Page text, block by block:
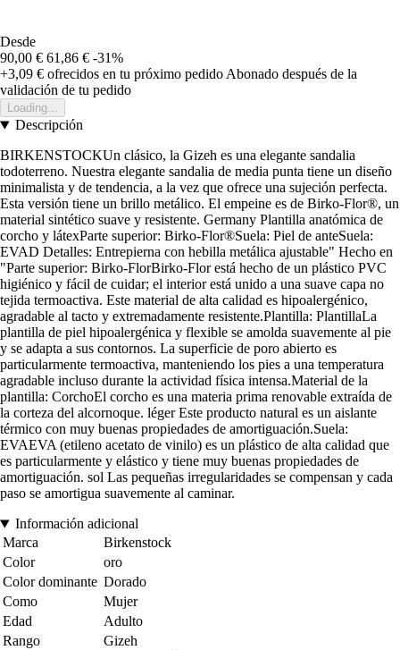
Desde
90,00 € 61,86 € -31%
+3,09 € ofrecidos en tu próximo pedido Abonado después de la
validación de tu pedido
Loading...
Descripción
BIRKENSTOCKUn clásico, la Gizeh es una elegante sandalia
todoterreno. Nuestra elegante sandalia de media punta tiene un diseño
minimalista y de tendencia, a la vez que ofrece una sujeción perfecta.
Esta versión tiene un brillo metálico. El empeine es de Birko-Flor®, un
material sintético suave y resistente. Germany Plantilla anatómica de
corcho y látexParte superior: Birko-Flor®Suela: Piel de anteSuela:
EVAD Detalles: Entrepierna con hebilla metálica ajustable" Hecho en
"Parte superior: Birko-FlorBirko-Flor está hecho de un plástico PVC
higiénico y fácil de cuidar; el interior está unido a una suave capa no
tejida termoactiva. Este material de alta calidad es hipoalergénico,
agradable al tacto y extremadamente resistente.Plantilla: PlantillaLa
plantilla de piel hipoalergénica y flexible se amolda suavemente al pie
y se adapta a sus contornos. La superficie de poro abierto es
particularmente termoactiva, manteniendo los pies a una temperatura
agradable incluso durante la actividad física intensa.Material de la
plantilla: CorchoEl corcho es una materia prima renovable extraída de
la corteza del alcornoque. léger Este producto natural es un aislante
térmico con muy buenas propiedades de amortiguación.Suela:
EVAEVA (etileno acetato de vinilo) es un plástico de alta calidad que
es particularmente y elástico y tiene muy buenas propiedades de
amortiguación. sol Las pequeñas irregularidades se compensan y cada
paso se amortigua suavemente al caminar.
Información adicional
Marca
Birkenstock
Color
oro
Color dominante Dorado
Como
Mujer
Edad
Adulto
Rango
Gizeh